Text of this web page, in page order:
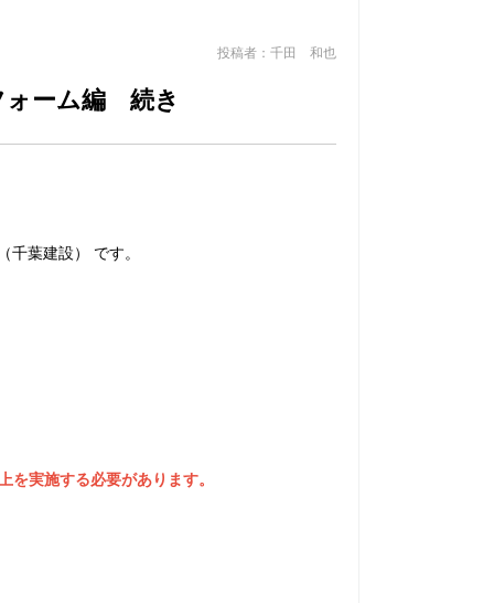
投稿者：千田 和也
ォーム編 続き
千葉建設） です。
を実施する必要があります。